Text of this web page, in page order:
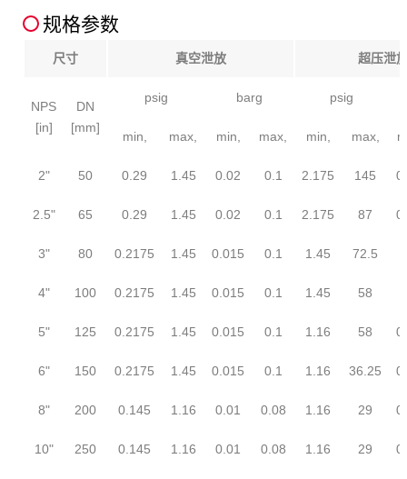
规格参数
尺寸 真空泄放 超压泄
NPS
[in]
DN
[mm]
psig barg psig
min, max, min, max, min, max,
2" 50 0.29 1.45 0.02 0.1 2.175 145
2.5" 65 0.29 1.45 0.02 0.1 2.175 87
3" 80 0.2175 1.45 0.015 0.1 1.45 72.5
4" 100 0.2175 1.45 0.015 0.1 1.45 58
5" 125 0.2175 1.45 0.015 0.1 1.16 58
6" 150 0.2175 1.45 0.015 0.1 1.16 36.25
8" 200 0.145 1.16 0.01 0.08 1.16 29
10" 250 0.145 1.16 0.01 0.08 1.16 29